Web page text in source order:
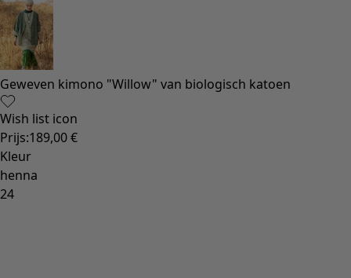
Geweven kimono "Willow" van biologisch katoen
Wish list icon
Prijs:189,00 €
Kleur
henna
24